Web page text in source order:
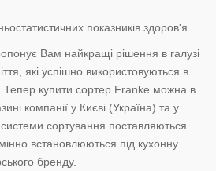
показників здоров'я.
Вам найкращі рішення в галузі
які успішно використовуються в
Тепер купити сортер Franke можна в
компанії у Києві (Україна) та у
сортування поставляються
встановлюються під кухонну
бренду.